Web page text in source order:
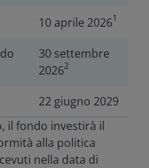
10 aprile 20261
30 settembre
20262
22 giugno 2029
il fondo investirà il
alla politica
nella data di